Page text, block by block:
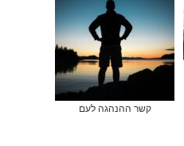
קשר ההנהגה לעם